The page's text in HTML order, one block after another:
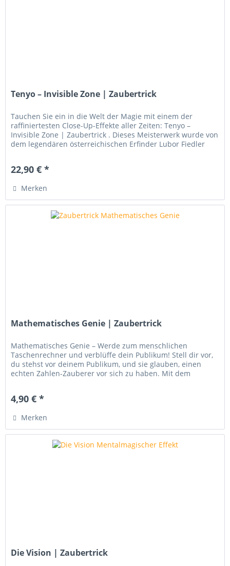
Tenyo – Invisible Zone | Zaubertrick
Tauchen Sie ein in die Welt der Magie mit einem der
raffiniertesten Close-Up-Effekte aller Zeiten: Tenyo –
Invisible Zone | Zaubertrick . Dieses Meisterwerk wurde von
dem legendären österreichischen Erfinder Lubor Fiedler
22,90 € *
Merken
Mathematisches Genie | Zaubertrick
Mathematisches Genie – Werde zum menschlichen
Taschenrechner und verblüffe dein Publikum! Stell dir vor,
du stehst vor deinem Publikum, und sie glauben, einen
echten Zahlen-Zauberer vor sich zu haben. Mit dem
4,90 € *
Merken
Die Vision | Zaubertrick